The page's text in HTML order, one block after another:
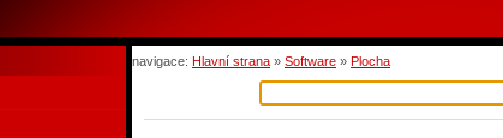
navigace: Hlavní strana » Software » Plocha